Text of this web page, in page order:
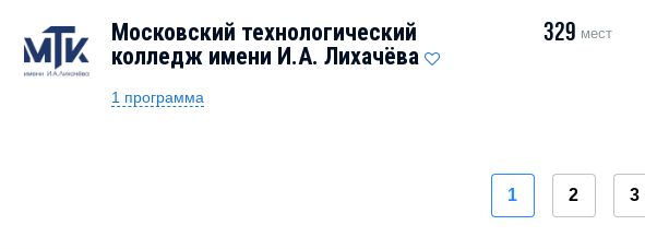
Московский технологический
колледж имени И.А. Лихачёва
329 мест
1 программа
1 2 3